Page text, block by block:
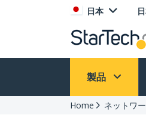
日本
製品
Home ネットワ